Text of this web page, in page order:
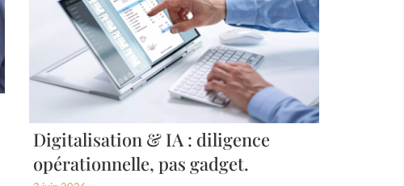
Digitalisation & IA : diligence
opérationnelle, pas gadget.